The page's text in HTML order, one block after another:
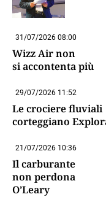
31/07/2026 08:00
Wizz Air non
si accontenta più
29/07/2026 11:52
Le crociere fluviali
corteggiano
21/07/2026 10:36
Il carburante
non perdona
O’Leary